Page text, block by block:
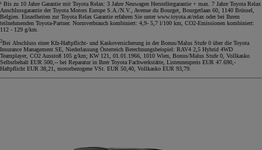
¹ Bis zu 10 Jahre Garantie mit Toyota Relax: 3 Jahre Neuwagen Herstellergarantie + max. 7 Jahre Toyota Relax
Anschlussgarantie der Toyota Motors Europe S.A./N.V., Avenue du Bourget, Bourgetlaan 60, 1140 Brüssel,
Belgien. Einzelheiten zur Toyota Relax Garantie erfahren Sie unter www.toyota.at/relax oder bei Ihrem
teilnehmenden Toyota-Partner. Normverbrauch kombiniert: 4,9- 5,7 l/100 km, CO2-Emissionen kombiniert:
112 - 129 g/km.
2Bei Abschluss einer Kfz-Haftpflicht- und Kaskoversicherung in der Bonus/Malus Stufe 0 über die Toyota
Insurance Management SE, Niederlassung Österreich Berechnungsbeispiel: RAV4 2,5 Hybrid 4WD
Teamplayer, CO2 Ausstoß 105 g/km; KW 121, 01.01.1966, 1010 Wien, Bonus/Malus Stufe 0, Vollkasko
Selbstbehalt EUR 500,-- bei Reparatur in Ihrer Toyota Fachwerkstätte, Listenneupreis EUR 47.690,-
Haftpflicht EUR 38,21, motorbezogene VSt. EUR 50,40, Vollkasko EUR 93,79.